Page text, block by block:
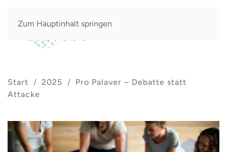
Zum Hauptinhalt springen
Start 2025
Pro Palaver – Debatte statt
Attacke